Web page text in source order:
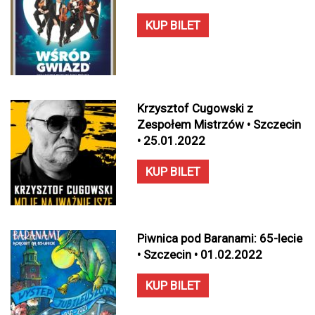
KUP BILET
Krzysztof Cugowski z
Zespołem Mistrzów • Szczecin
• 25.01.2022
KUP BILET
Piwnica pod Baranami: 65-lecie
• Szczecin • 01.02.2022
KUP BILET